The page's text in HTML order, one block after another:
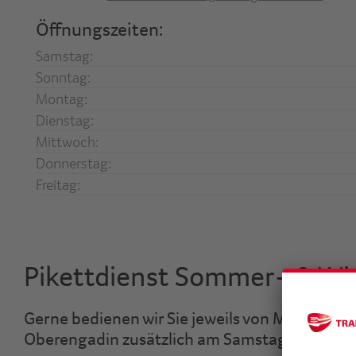
Öffnungszeiten:
Samstag:
Sonntag:
Montag:
Dienstag:
Mittwoch:
Donnerstag:
Freitag:
Pikettdienst Sommer- &
Gerne bedienen wir Sie jeweils von Mitte
Oberengadin zusätzlich am Samstag.